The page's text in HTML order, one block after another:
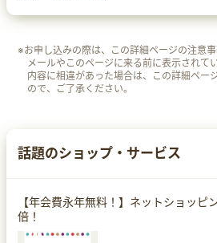
※お申し込みの際は、この詳細ページの注意事
メールやこのページに来る前に表示されて
内容に相違があった場合は、この詳細ペー
ので、ご了承ください。
話題のショップ・サービス
【年会費永年無料！】ネットショッピ
倍！